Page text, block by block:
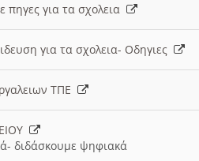
πηγες για τα σχολεια
για τα σχολεια- Οδηγιες
ΤΠΕ
διδάσκουμε ψηφιακά